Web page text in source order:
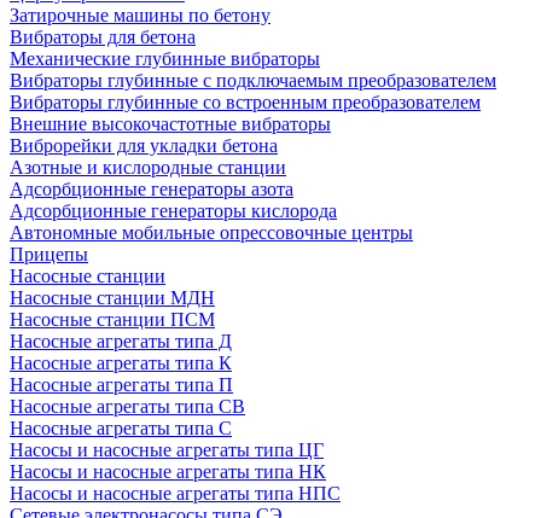
Затирочные машины по бетону
Вибраторы для бетона
Механические глубинные вибраторы
Вибраторы глубинные с подключаемым преобразователем
Вибраторы глубинные со встроенным преобразователем
Внешние высокочастотные вибраторы
Виброрейки для укладки бетона
Азотные и кислородные станции
Адсорбционные генераторы азота
Адсорбционные генераторы кислорода
Автономные мобильные опрессовочные центры
Прицепы
Насосные станции
Насосные станции МДН
Насосные станции ПСМ
Насосные агрегаты типа Д
Насосные агрегаты типа К
Насосные агрегаты типа П
Насосные агрегаты типа СВ
Насосные агрегаты типа С
Насосы и насосные агрегаты типа ЦГ
Насосы и насосные агрегаты типа НК
Насосы и насосные агрегаты типа НПС